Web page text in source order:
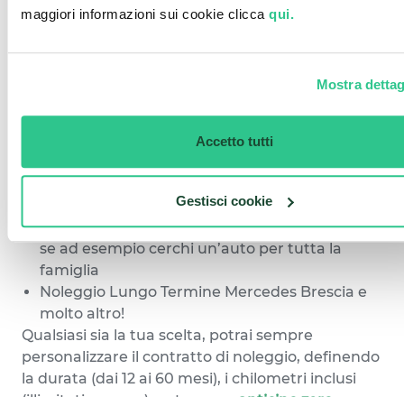
maggiori informazioni sui cookie clicca qui.
Mostra
Accetto tutti
Gestisci cookie
esempio, puoi trovare:
Countryman a Brescia, una scelta anche
Noleggio Lungo Termine BMW Brescia, se ad
esempio stai cercando una berlina
citycar per eccellenza, comoda e
Noleggio Lungo Termine Volkswagen Brescia,
se ad esempio cerchi un’auto per tutta la
famiglia
Noleggio Lungo Termine Mercedes Brescia e
molto altro!
Qualsiasi sia la tua scelta, potrai sempre
personalizzare il contratto di noleggio, definendo
la durata (dai 12 ai 60 mesi), i chilometri inclusi